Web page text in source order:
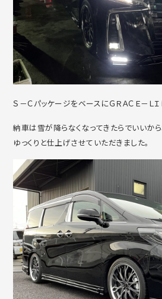
Ｓ－ＣパッケージをベースにＧＲＡＣＥ－Ｌ
納車は雪が降らなくなってきたらでいいか
ゆっくりと仕上げさせていただきました。